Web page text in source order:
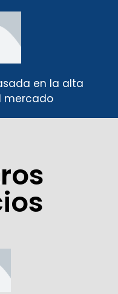
en la alta
mercado